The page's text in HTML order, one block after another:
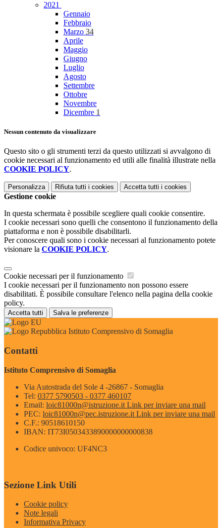
2021
Gennaio
Febbraio
Marzo 34
Aprile
Maggio
Giugno
Luglio
Agosto
Settembre
Ottobre
Novembre
Dicembre 1
Nessun contenuto da visualizzare
Questo sito o gli strumenti terzi da questo utilizzati si avvalgono di
cookie necessari al funzionamento ed utili alle finalità illustrate nella
COOKIE POLICY.
Personalizza Rifiuta tutti i cookies Accetta tutti i cookies
Gestione cookie
In questa schermata è possibile scegliere quali cookie consentire.
I cookie necessari sono quelli che consentono il funzionamento della
piattaforma e non è possibile disabilitarli.
Per conoscere quali sono i cookie necessari al funzionamento potete
visionare la COOKIE POLICY.
Cookie necessari per il funzionamento
I cookie necessari per il funzionamento non possono essere
disabilitati. È possibile consultare l'elenco nella pagina della cookie
policy.
Accetta tutti Salva le preferenze
Istituto Comprensivo di Somaglia
Contatti
Istituto Comprensivo di Somaglia
Via Autostrada del Sole 4 -26867 - Somaglia
Tel: 0377 5790503 - 0377 460107
Email: loic81000n@istruzione.it Link per inviare una mail
PEC: loic81000n@pec.istruzione.it Link per inviare una mail
C.F.: 90518610150
IBAN: IT73I0503433890000000000838
Codice univoco: UF4NC3
Sezione Link Utili
Cookie policy
Note legali
Informativa Privacy